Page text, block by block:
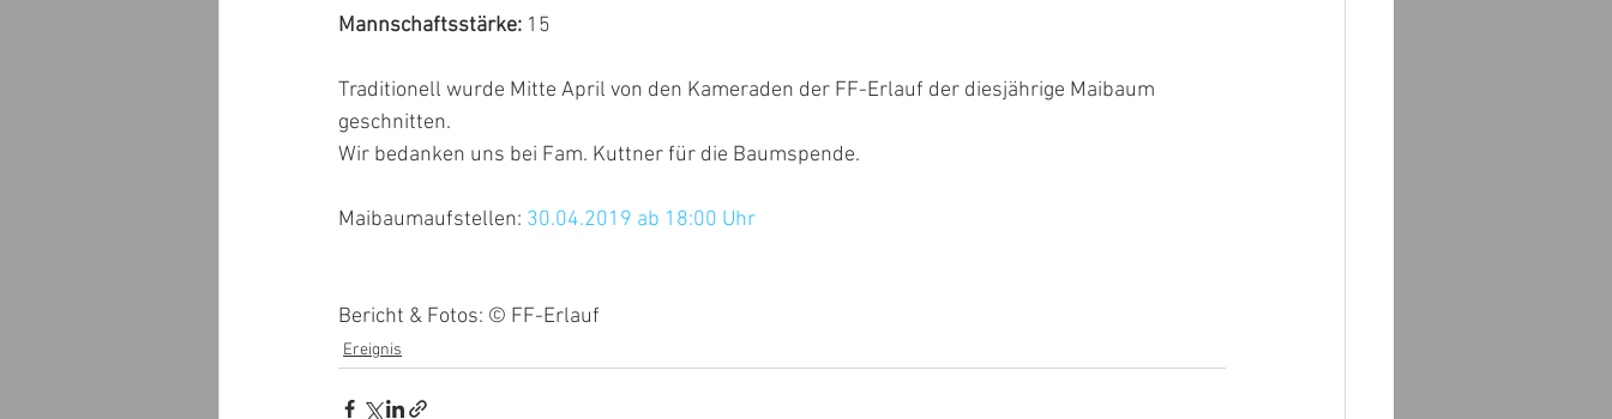
Mannschaftsstärke: 15
Traditionell wurde Mitte April von den Kameraden der FF-Erlauf der diesjährige Maibaum
geschnitten.
Wir bedanken uns bei Fam. Kuttner für die Baumspende.
Maibaumaufstellen: 30.04.2019 ab 18:00 Uhr
Bericht & Fotos: © FF-Erlauf
Ereignis